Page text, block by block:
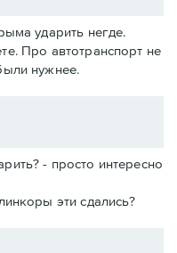
ударить негде.
Про автотранспорт не
нужнее.
- просто интересно
эти сдались?